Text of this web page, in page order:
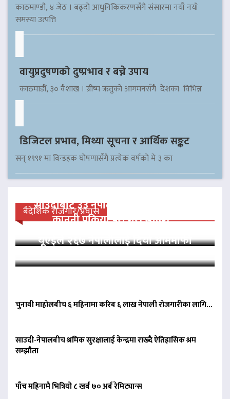
काठमाण्डौ, ४ जेठ । बढ्दो आधुनिकिकरणसँगै संसारमा नयाँ नयाँ
समस्या उत्पत्ति
वायुप्रदुषणको दुष्प्रभाव र बच्ने उपाय
काठमाडौँ, ३० वैशाख । ग्रीष्म ऋतुको आगमनसँगै देशका विभिन्न
डिजिटल प्रभाव, मिथ्या सूचना र आर्थिक सङ्कट
सन् १९९१ मा विन्डहक घोषणासँगै प्रत्येक वर्षको मे ३ का
बैदेशिक रोजगार/प्रवास
साउदीबाट ३३ नेपाली कैदीलाई आममाफी,
कानुनी प्रक्रिया पूरा गरी स्वदेश…
यूएईले २६७ नेपालीलाई दियो आममाफी
चुनावी माहोलबीच ६ महिनामा करिब ६ लाख नेपाली रोजगारीका लागि…
साउदी-नेपालबीच श्रमिक सुरक्षालाई केन्द्रमा राख्दै ऐतिहासिक श्रम
सम्झौता
पाँच महिनामै भित्रियो ८ खर्ब ७० अर्ब रेमिट्यान्स